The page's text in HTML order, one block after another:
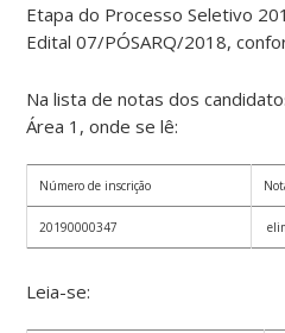
Etapa do Processo Seletivo
Edital 07/PÓSARQ/2018,
Na lista de notas dos
Área 1, onde se lê:
Número de inscrição
20190000347
Leia-se: